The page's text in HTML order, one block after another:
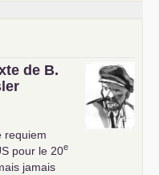
de B.
requiem
pour le 20e
jamais